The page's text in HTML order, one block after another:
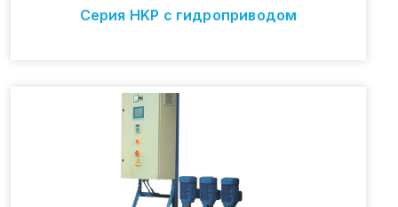
Серия HKP с гидроприводом